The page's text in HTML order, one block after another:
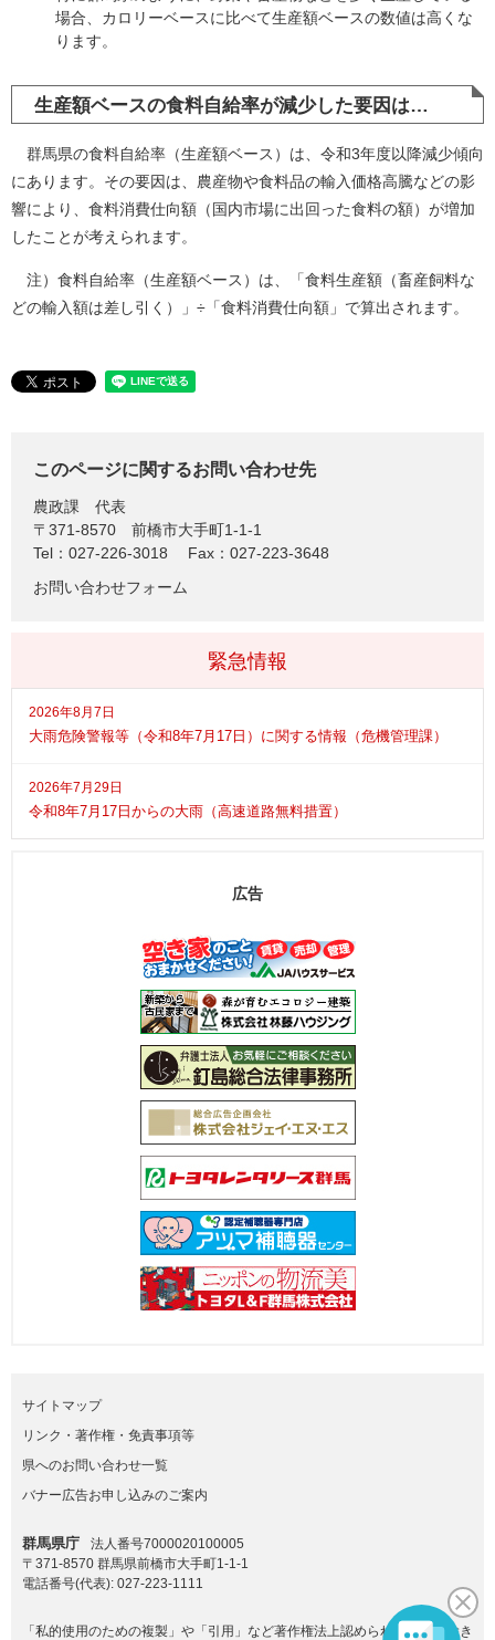
場合、カロリーベースに比べて生産額ベースの数値は高くな
ります。
生産額ベースの食料自給率が減少した要因は…
群馬県の食料自給率（生産額ベース）は、令和3年度以降減少傾向
にあります。その要因は、農産物や食料品の輸入価格高騰などの影
響により、食料消費仕向額（国内市場に出回った食料の額）が増加
したことが考えられます。
注）食料自給率（生産額ベース）は、「食料生産額（畜産飼料な
どの輸入額は差し引く）」÷「食料消費仕向額」で算出されます。
このページに関するお問い合わせ先
農政課
代表
〒371-8570
前橋市大手町1-1-1
Tel：027-226-3018
Fax：027-223-3648
お問い合わせフォーム
緊急情報
2026年8月7日
大雨危険警報等（令和8年7月17日）に関する情報（危機管理課）
2026年7月29日
令和8年7月17日からの大雨（高速道路無料措置）
広告
サイトマップ
リンク・著作権・免責事項等
県へのお問い合わせ一覧
バナー広告お申し込みのご案内
群馬県庁
法人番号7000020100005
〒371-8570 群馬県前橋市大手町1-1-1
電話番号(代表): 027-223-1111
「私的使用のための複製」や「引用」など著作権法上認められた場合を除き